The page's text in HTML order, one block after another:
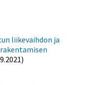
liikevaihdon ja